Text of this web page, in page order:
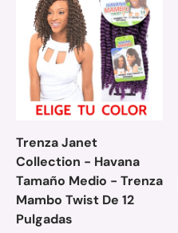
Trenza Janet
Collection - Havana
Tamaño Medio - Trenza
Mambo Twist De 12
Pulgadas